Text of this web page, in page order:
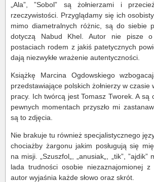
„Ala”, ”Sobol” są żołnierzami i
rzeczywistości. Przyglądamy się ich
mimo diametralnych różnic, są do siebie
dotyczą Nabud Khel. Autor nie pisze o
postaciach rodem z jakiś patetycznych
dają niezwykłe wrażenie autentyczności.
Książkę Marcina Ogdowskiego
przedstawiające polskich żołnierzy w czasie
pracy. Ich twórcą jest Tomasz Tworek. A są
pewnych momentach przyszło mi
są to zdjęcia.
Nie brakuje tu również specjalistycznego
chociażby żargonu jakim posługują się
na misji. „Szuszfol„, „anusiak„, „tik”, ”ajdik”
lada trudności osobie niezaznajomionej
autor wyjaśnia każde słowo oraz skrót.